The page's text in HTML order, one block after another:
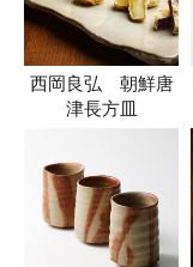
西岡良弘 朝鮮唐
津長方皿